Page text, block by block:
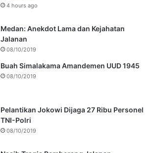
4 hours ago
Medan: Anekdot Lama dan Kejahatan
Jalanan
08/10/2019
Buah Simalakama Amandemen UUD 1945
08/10/2019
Pelantikan Jokowi Dijaga 27 Ribu Personel
TNI-Polri
08/10/2019